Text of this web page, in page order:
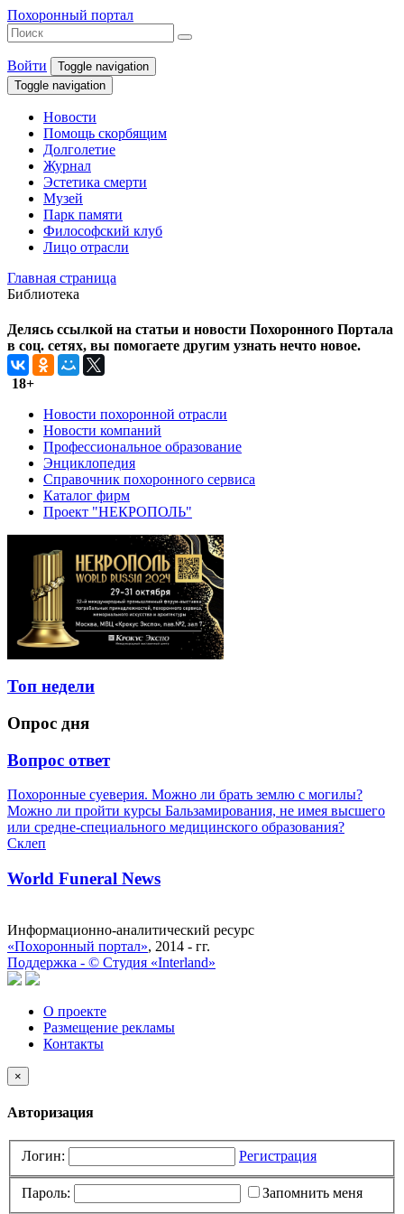
Похоронный портал
Войти
Toggle navigation
Toggle navigation
Новости
Помощь скорбящим
Долголетие
Журнал
Эстетика смерти
Музей
Парк памяти
Философский клуб
Лицо отрасли
Главная страница
Библиотека
Делясь ссылкой на статьи и новости Похоронного Портала
в соц. сетях, вы помогаете другим узнать нечто новое.
18+
Новости похоронной отрасли
Новости компаний
Профессиональное образование
Энциклопедия
Справочник похоронного сервиса
Каталог фирм
Проект "НЕКРОПОЛЬ"
Топ недели
Опрос дня
Вопрос ответ
Похоронные суеверия. Можно ли брать землю с могилы?
Можно ли пройти курсы Бальзамирования, не имея высшего
или средне-специального медицинского образования?
Склеп
World Funeral News
Информационно-аналитический ресурс
«Похоронный портал», 2014 - гг.
Поддержка - © Cтудия «Interland»
О проекте
Размещение рекламы
Контакты
×
Авторизация
Логин: Регистрация
Пароль: Запомнить меня